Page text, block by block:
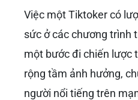
Việc một Tiktoker có
sức ở các chương trình
một bước đi chiến lược
rộng tầm ảnh hưởng,
người nổi tiếng trên